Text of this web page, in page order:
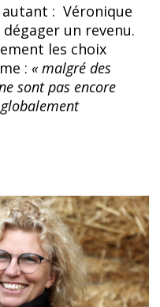
: Véronique
un revenu.
les choix
: « malgré des
sont pas encore